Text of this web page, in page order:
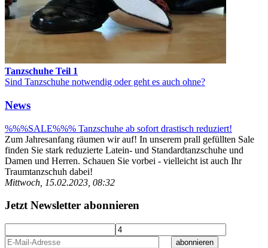
Tanzschuhe Teil 1
Sind Tanzschuhe notwendig oder geht es auch ohne?
News
%%%SALE%%% Tanzschuhe ab sofort drastisch reduziert!
Zum Jahresanfang räumen wir auf! In unserem prall gefüllten Sale
finden Sie stark reduzierte Latein- und Standardtanzschuhe und
Damen und Herren. Schauen Sie vorbei - vielleicht ist auch Ihr
Traumtanzschuh dabei!
Mittwoch, 15.02.2023, 08:32
Jetzt Newsletter abonnieren
abonnieren